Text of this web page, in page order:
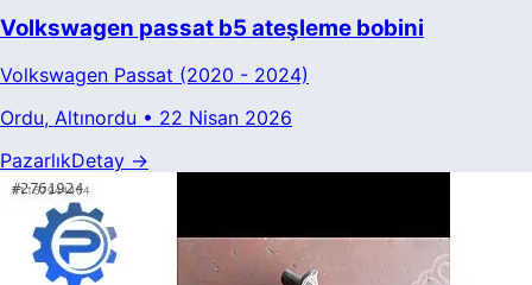
Volkswagen passat b5 ateşleme bobini
Volkswagen Passat (2020 - 2024)
Ordu, Altınordu • 22 Nisan 2026
PazarlıkDetay →